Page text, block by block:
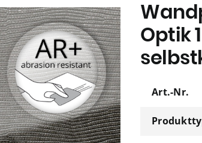
Optik
Art.-Nr.